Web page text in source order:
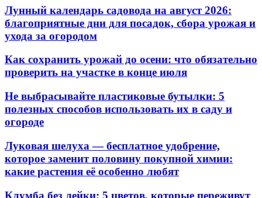
Лунный календарь садовода на август 2026:
благоприятные дни для посадок, сбора урожая и
ухода за огородом
Как сохранить урожай до осени: что обязательно
проверить на участке в конце июля
Не выбрасывайте пластиковые бутылки: 5
полезных способов использовать их в саду и
огороде
Луковая шелуха — бесплатное удобрение,
которое заменит половину покупной химии:
какие растения её особенно любят
Клумба без лейки: 5 цветов, которые переживут